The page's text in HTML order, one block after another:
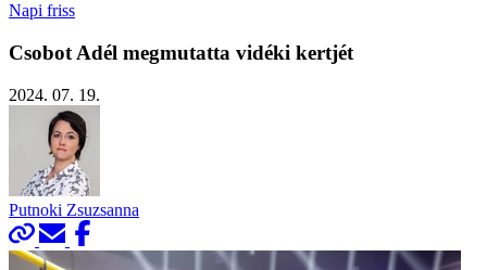
Napi friss
Csobot Adél megmutatta vidéki kertjét
2024. 07. 19.
Putnoki Zsuzsanna